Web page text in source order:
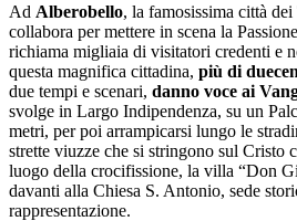
Ad Alberobello, la famosissima città dei
collabora per mettere in scena la
richiama migliaia di visitatori credenti e
questa magnifica cittadina, più di
due tempi e scenari, danno voce ai
svolge in Largo Indipendenza, su un
metri, per poi arrampicarsi lungo le
strette viuzze che si stringono sul Cristo
luogo della crocifissione, la villa “Don
davanti alla Chiesa S. Antonio, sede
rappresentazione.